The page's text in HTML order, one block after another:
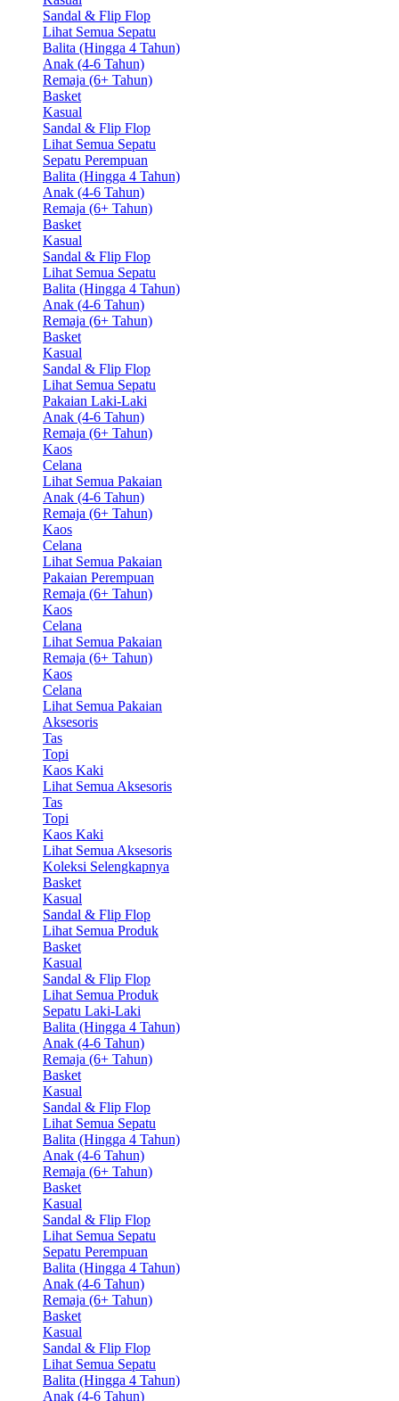
Sandal & Flip Flop
Lihat Semua Sepatu
Balita (Hingga 4 Tahun)
Anak (4-6 Tahun)
Remaja (6+ Tahun)
Basket
Kasual
Sandal & Flip Flop
Lihat Semua Sepatu
Sepatu Perempuan
Balita (Hingga 4 Tahun)
Anak (4-6 Tahun)
Remaja (6+ Tahun)
Basket
Kasual
Sandal & Flip Flop
Lihat Semua Sepatu
Balita (Hingga 4 Tahun)
Anak (4-6 Tahun)
Remaja (6+ Tahun)
Basket
Kasual
Sandal & Flip Flop
Lihat Semua Sepatu
Pakaian Laki-Laki
Anak (4-6 Tahun)
Remaja (6+ Tahun)
Kaos
Celana
Lihat Semua Pakaian
Anak (4-6 Tahun)
Remaja (6+ Tahun)
Kaos
Celana
Lihat Semua Pakaian
Pakaian Perempuan
Remaja (6+ Tahun)
Kaos
Celana
Lihat Semua Pakaian
Remaja (6+ Tahun)
Kaos
Celana
Lihat Semua Pakaian
Aksesoris
Tas
Topi
Kaos Kaki
Lihat Semua Aksesoris
Tas
Topi
Kaos Kaki
Lihat Semua Aksesoris
Koleksi Selengkapnya
Basket
Kasual
Sandal & Flip Flop
Lihat Semua Produk
Basket
Kasual
Sandal & Flip Flop
Lihat Semua Produk
Sepatu Laki-Laki
Balita (Hingga 4 Tahun)
Anak (4-6 Tahun)
Remaja (6+ Tahun)
Basket
Kasual
Sandal & Flip Flop
Lihat Semua Sepatu
Balita (Hingga 4 Tahun)
Anak (4-6 Tahun)
Remaja (6+ Tahun)
Basket
Kasual
Sandal & Flip Flop
Lihat Semua Sepatu
Sepatu Perempuan
Balita (Hingga 4 Tahun)
Anak (4-6 Tahun)
Remaja (6+ Tahun)
Basket
Kasual
Sandal & Flip Flop
Lihat Semua Sepatu
Balita (Hingga 4 Tahun)
Anak (4-6 Tahun)